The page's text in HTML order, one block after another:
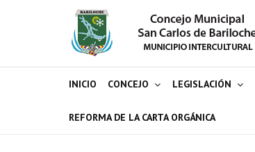
INICIO CONCEJO LEGISLACIÓN
REFORMA DE LA CARTA ORGÁNICA